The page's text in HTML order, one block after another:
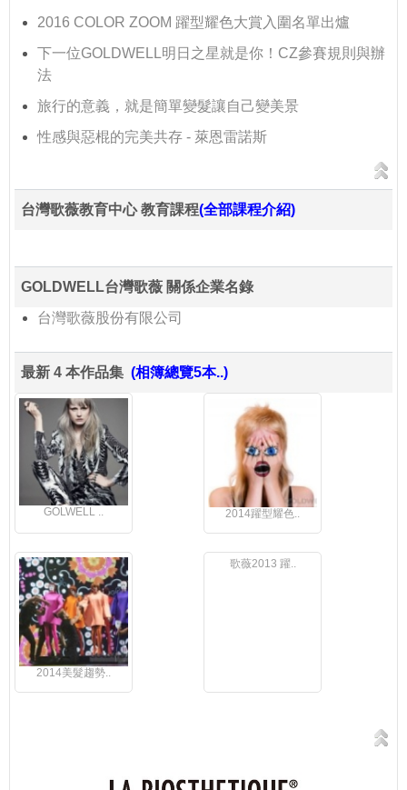
2016 COLOR ZOOM 躍型耀色大賞入圍名單出爐
下一位GOLDWELL明日之星就是你！CZ參賽規則與辦
法
旅行的意義，就是簡單變髮讓自己變美景
性感與惡棍的完美共存 - 萊恩雷諾斯
台灣歌薇教育中心 教育課程(全部課程介紹)
GOLDWELL台灣歌薇 關係企業名錄
台灣歌薇股份有限公司
最新 4 本作品集 (相簿總覽5本..)
GOLWELL .. 2014躍型耀色..
2014美髮趨勢..